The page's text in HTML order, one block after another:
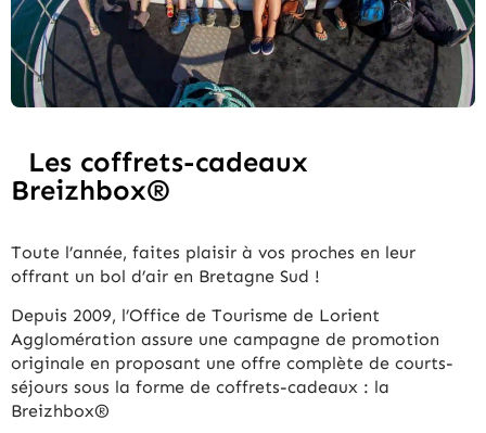
Les coffrets-cadeaux
Breizhbox®
Toute l’année, faites plaisir à vos proches en leur
offrant un bol d’air en Bretagne Sud !
Depuis 2009, l’Office de Tourisme de Lorient
Agglomération assure une campagne de promotion
originale en proposant une offre complète de courts-
séjours sous la forme de coffrets-cadeaux : la
Breizhbox®